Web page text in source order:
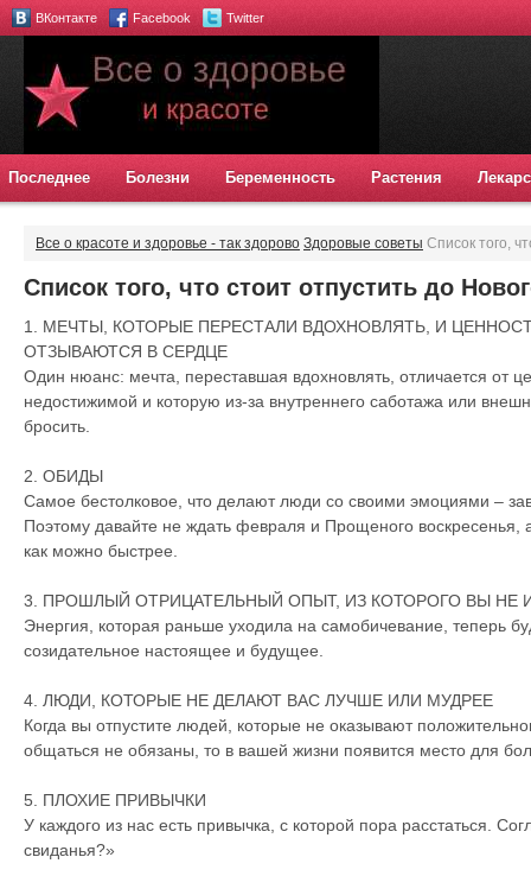
ВКонтакте Facebook Twitter
Последнее Болезни Беременность Растения
Все о красоте и здоровье - так здорово Здоровые советы Список того,
Список того, что стоит отпустить до
1. МЕЧТЫ, КОТОРЫЕ ПЕРЕСТАЛИ ВДОХНОВЛЯТЬ, И
ОТЗЫВАЮТСЯ В СЕРДЦЕ
Один нюанс: мечта, переставшая вдохновлять, отличается от
недостижимой и которую из-за внутреннего саботажа или
бросить.
2. ОБИДЫ
Самое бестолковое, что делают люди со своими эмоциями –
Поэтому давайте не ждать февраля и Прощеного воскресенья,
как можно быстрее.
3. ПРОШЛЫЙ ОТРИЦАТЕЛЬНЫЙ ОПЫТ, ИЗ КОТОРОГО ВЫ НЕ
Энергия, которая раньше уходила на самобичевание, теперь
созидательное настоящее и будущее.
4. ЛЮДИ, КОТОРЫЕ НЕ ДЕЛАЮТ ВАС ЛУЧШЕ ИЛИ МУДРЕЕ
Когда вы отпустите людей, которые не оказывают
общаться не обязаны, то в вашей жизни появится место для
5. ПЛОХИЕ ПРИВЫЧКИ
У каждого из нас есть привычка, с которой пора расстаться.
свиданья?»